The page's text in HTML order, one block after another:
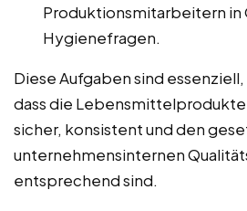
Produktionsmitarbeitern in
Hygienefragen.
Diese Aufgaben sind
dass die Lebensmittelprodukte
sicher, konsistent und den
unternehmensinternen
entsprechend sind.